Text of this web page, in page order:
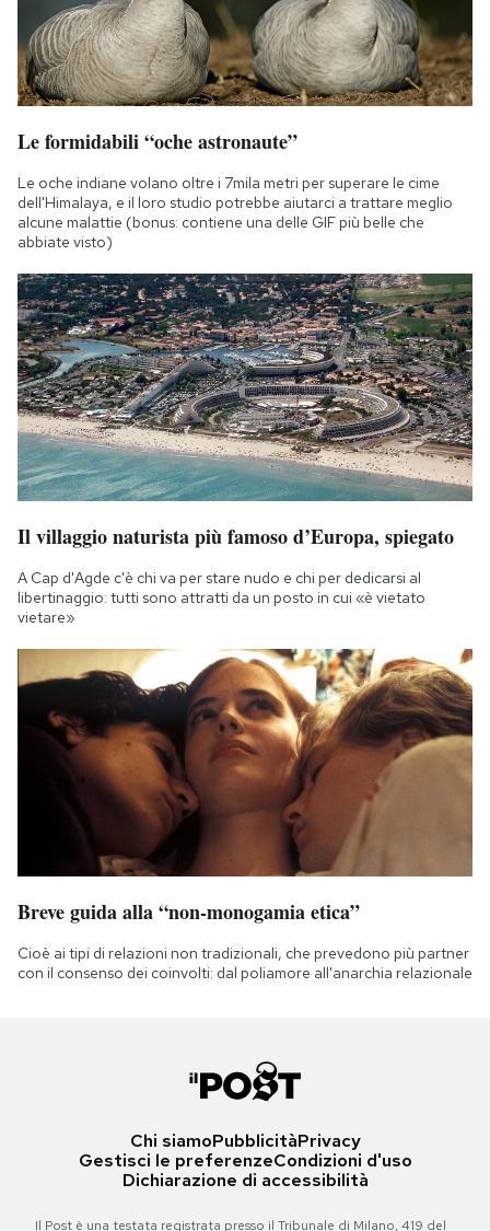
Le formidabili “oche astronaute”
Le oche indiane volano oltre i 7mila metri per superare le cime
dell'Himalaya, e il loro studio potrebbe aiutarci a trattare meglio
alcune malattie (bonus: contiene una delle GIF più belle che
abbiate visto)
Il villaggio naturista più famoso d’Europa, spiegato
A Cap d'Agde c'è chi va per stare nudo e chi per dedicarsi al
libertinaggio: tutti sono attratti da un posto in cui «è vietato
vietare»
Breve guida alla “non-monogamia etica”
Cioè ai tipi di relazioni non tradizionali, che prevedono più partner
con il consenso dei coinvolti: dal poliamore all'anarchia relazionale
Chi siamoPubblicitàPrivacy
Gestisci le preferenzeCondizioni d'uso
Dichiarazione di accessibilità
Il Post è una testata registrata presso il Tribunale di Milano, 419 del